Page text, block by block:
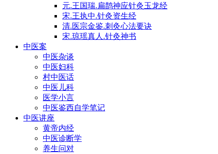
元.王国瑞.扁鹊神应针灸玉龙经
宋.王执中.针灸资生经
清.医宗金鉴.刺灸心法要诀
宋.琼瑶真人.针灸神书
中医案
中医杂谈
中医妇科
村中医话
中医儿科
医学小言
中医鉴西自学笔记
中医讲座
黄帝内经
中医诊断学
养生问对